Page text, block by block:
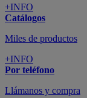
+INFO
Catálogos
Miles de productos
+INFO
Por teléfono
Llámanos y compra